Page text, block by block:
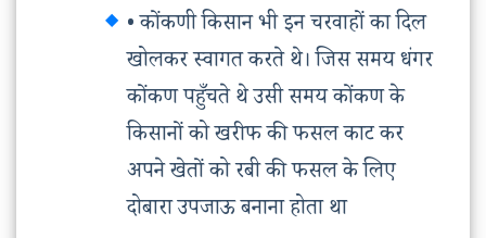
• कोंकणी किसान भी इन चरवाहों का दिल
खोलकर स्वागत करते थे। जिस समय धंगर
कोंकण पहुँचते थे उसी समय कोंकण के
किसानों को खरीफ की फसल काट कर
अपने खेतों को रबी की फसल के लिए
दोबारा उपजाऊ बनाना होता था